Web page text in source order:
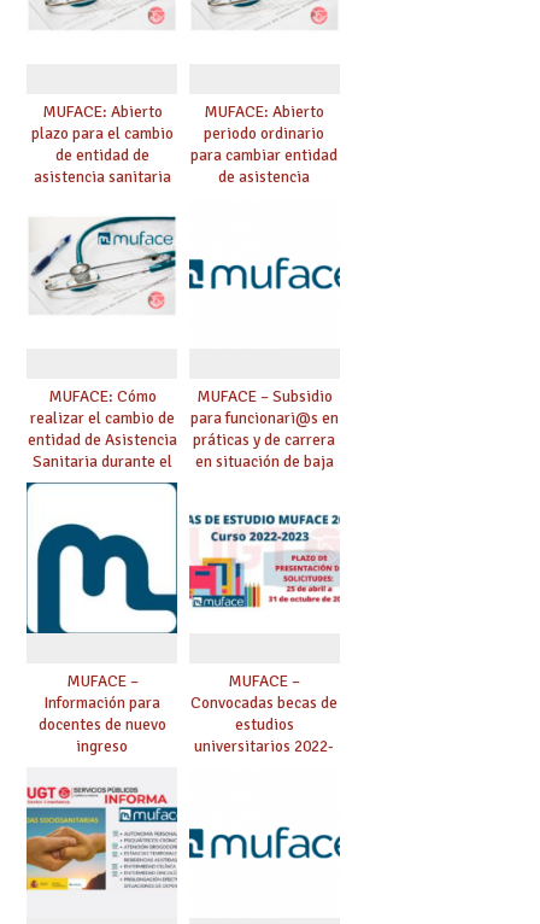
MUFACE: Abierto
plazo para el cambio
de entidad de
asistencia sanitaria
junio
MUFACE: Abierto
periodo ordinario
para cambiar entidad
de asistencia
MUFACE: Cómo
realizar el cambio de
entidad de Asistencia
Sanitaria durante el
mes de mayo
MUFACE – Subsidio
para funcionari@s en
práticas y de carrera
en situación de baja
MUFACE –
Información para
docentes de nuevo
ingreso
MUFACE –
Convocadas becas de
estudios
universitarios 2022-